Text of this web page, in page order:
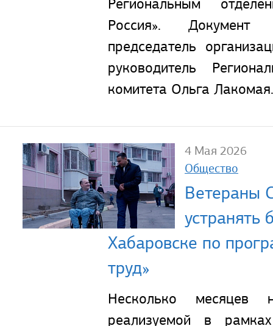
Россия». Документ
председатель
руководитель
комитета Ольга Лакомая.
4 Мая 2026
Общество
Ветераны
устранять
Хабаровске по
труд»
Несколько месяцев
реализуемой в